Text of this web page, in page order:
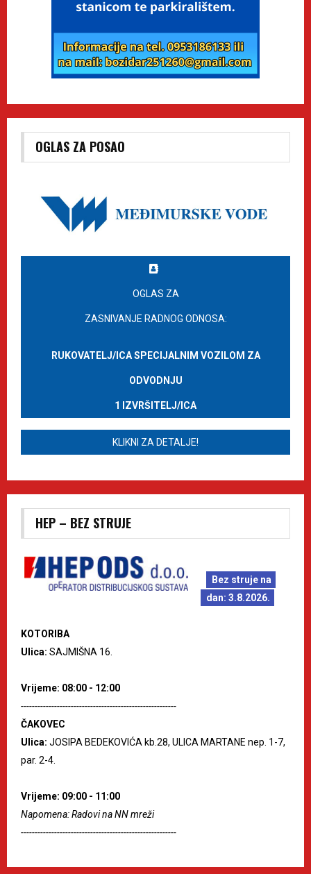
OGLAS ZA POSAO
OGLAS ZA
ZASNIVANJE RADNOG ODNOSA:
RUKOVATELJ/ICA SPECIJALNIM VOZILOM ZA
ODVODNJU
1 IZVRŠITELJ/ICA
KLIKNI ZA DETALJE!
HEP – BEZ STRUJE
Bez struje na
dan: 3.8.2026.
KOTORIBA
Ulica: SAJMIŠNA 16.
Vrijeme: 08:00 - 12:00
--------------------------------------------------------
ČAKOVEC
Ulica: JOSIPA BEDEKOVIĆA kb.28, ULICA MARTANE nep. 1-7,
par. 2-4.
Vrijeme: 09:00 - 11:00
Napomena: Radovi na NN mreži
--------------------------------------------------------